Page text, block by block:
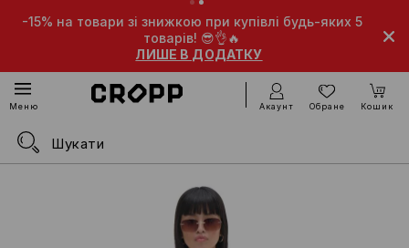
-15% на товари зі знижкою при купівлі будь-яких 5
товарів! 😎👌🔥
ЛИШЕ В ДОДАТКУ
Меню Акаунт Обране Кошик